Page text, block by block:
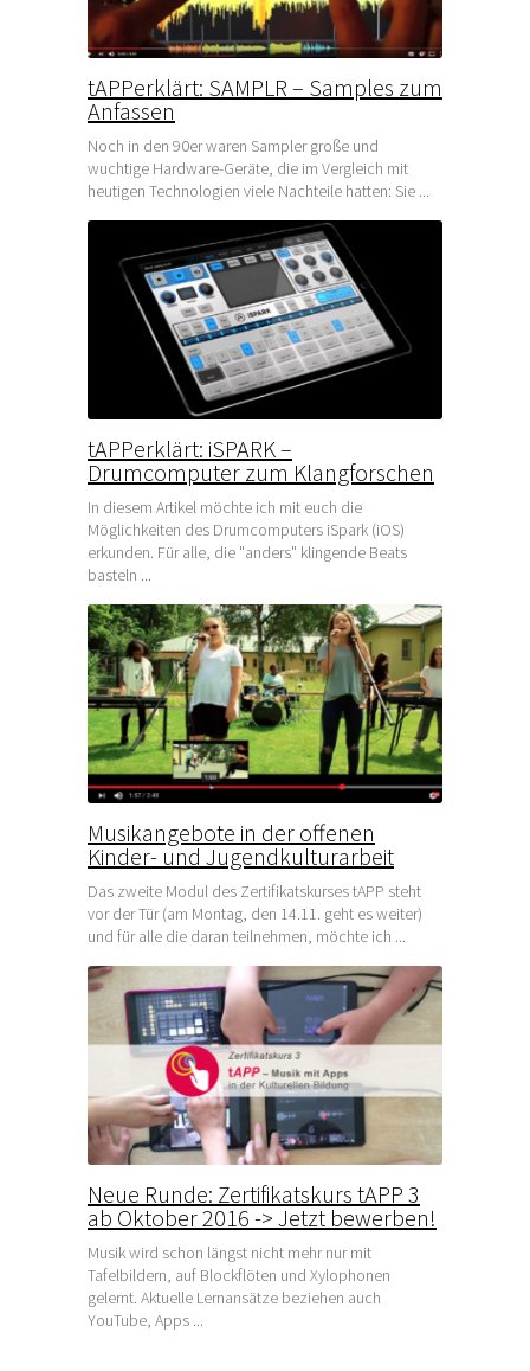
tAPPerklärt: SAMPLR – Samples zum
Anfassen
Noch in den 90er waren Sampler große und
wuchtige Hardware-Geräte, die im Vergleich mit
heutigen Technologien viele Nachteile hatten: Sie ...
tAPPerklärt: iSPARK –
Drumcomputer zum Klangforschen
In diesem Artikel möchte ich mit euch die
Möglichkeiten des Drumcomputers iSpark (iOS)
erkunden. Für alle, die "anders" klingende Beats
basteln ...
Musikangebote in der offenen
Kinder- und Jugendkulturarbeit
Das zweite Modul des Zertifikatskurses tAPP steht
vor der Tür (am Montag, den 14.11. geht es weiter)
und für alle die daran teilnehmen, möchte ich ...
Neue Runde: Zertifikatskurs tAPP 3
ab Oktober 2016 -> Jetzt bewerben!
Musik wird schon längst nicht mehr nur mit
Tafelbildern, auf Blockflöten und Xylophonen
gelernt. Aktuelle Lernansätze beziehen auch
YouTube, Apps ...